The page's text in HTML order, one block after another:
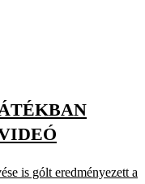
is gólt eredményezett a